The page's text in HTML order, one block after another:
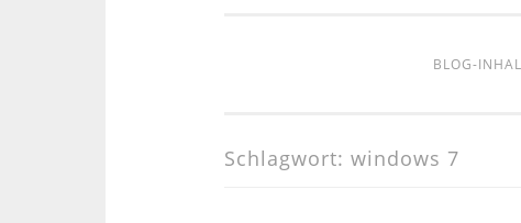
BLOG-
Schlagwort: windows 7